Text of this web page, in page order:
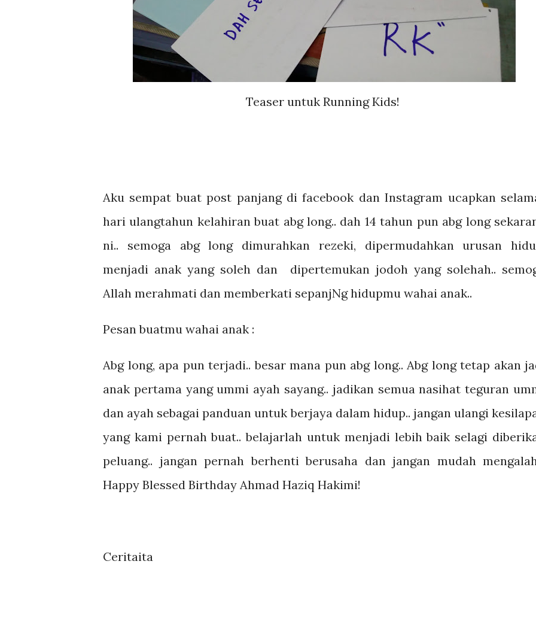
Teaser untuk Running Kids!
Aku sempat buat post panjang di facebook dan Instagram ucapkan
hari ulangtahun kelahiran buat abg long.. dah 14 tahun pun abg long
ni.. semoga abg long dimurahkan rezeki, dipermudahkan urusan
menjadi anak yang soleh dan dipertemukan jodoh yang solehah..
Allah merahmati dan memberkati sepanjNg hidupmu wahai anak..
Pesan buatmu wahai anak :
Abg long, apa pun terjadi.. besar mana pun abg long.. Abg long tetap akan
anak pertama yang ummi ayah sayang.. jadikan semua nasihat teguran
dan ayah sebagai panduan untuk berjaya dalam hidup.. jangan ulangi
yang kami pernah buat.. belajarlah untuk menjadi lebih baik selagi
peluang.. jangan pernah berhenti berusaha dan jangan mudah
Happy Blessed Birthday Ahmad Haziq Hakimi!
Ceritaita